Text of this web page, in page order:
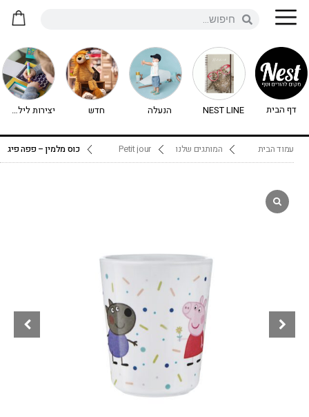
דף הבית NEST LINE הנעלה חדש יצירות לילדים - יצירה לילדים
עמוד הבית המותגים שלנו Petit jour כוס מלמין – פפה פיג